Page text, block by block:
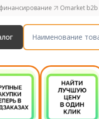
Omarket b2b